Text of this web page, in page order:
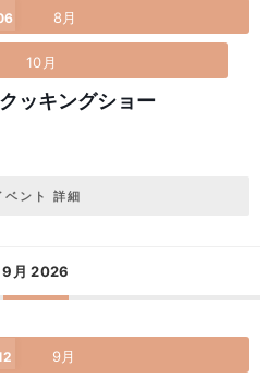
8月
10月
クッキングショー
ベント 詳細
9月 2026
9月